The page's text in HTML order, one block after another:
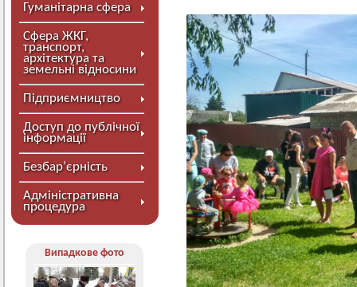
Гуманітарна сфера
Сфера ЖКГ,
транспорт,
архітектура та
земельні відносини
Підприємництво
Доступ до публічної
інформації
Безбар’єрність
Адміністративна
процедура
Випадкове фото